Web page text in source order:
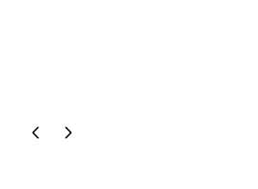
Pagina precedente
Pagina successiva